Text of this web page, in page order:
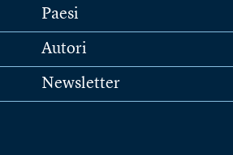
Paesi
Autori
Newsletter